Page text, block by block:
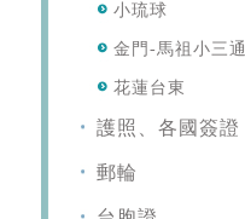
小琉球
金門-馬祖小三通
花蓮台東
護照、各國簽證
郵輪